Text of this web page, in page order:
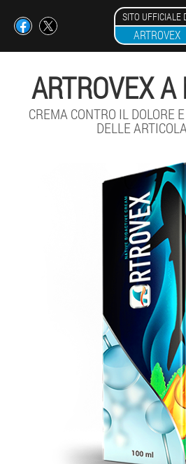
SITO UFFICIALE
ARTROVEX
ARTROVEX
CREMA CONTRO IL DOLORE
DELLE